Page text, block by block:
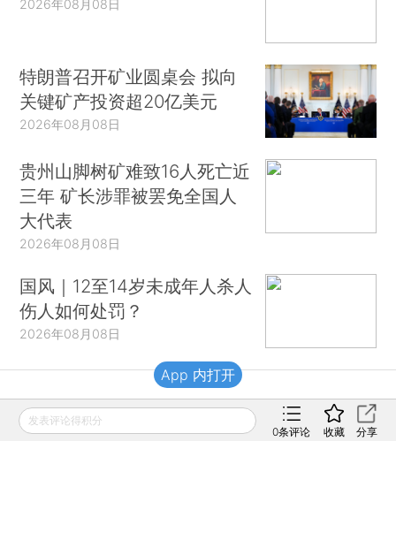
2026年08月08日
特朗普召开矿业圆桌会 拟向
关键矿产投资超20亿美元
2026年08月08日
贵州山脚树矿难致16人死亡近
三年 矿长涉罪被罢免全国人
大代表
2026年08月08日
国风｜12至14岁未成年人杀人
伤人如何处罚？
2026年08月08日
财新移动
发表评论得积分
0条评论 收藏 分享
App 内打开